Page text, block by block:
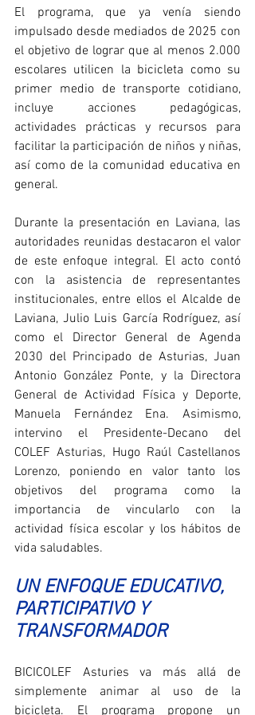
El programa, que ya venía siendo
impulsado desde mediados de 2025 con
el objetivo de lograr que al menos 2.000
escolares utilicen la bicicleta como su
primer medio de transporte cotidiano,
incluye acciones pedagógicas,
actividades prácticas y recursos para
facilitar la participación de niños y niñas,
así como de la comunidad educativa en
general.
Durante la presentación en Laviana, las
autoridades reunidas destacaron el valor
de este enfoque integral. El acto contó
con la asistencia de representantes
institucionales, entre ellos el Alcalde de
Laviana, Julio Luis García Rodríguez, así
como el Director General de Agenda
2030 del Principado de Asturias, Juan
Antonio González Ponte, y la Directora
General de Actividad Física y Deporte,
Manuela Fernández Ena. Asimismo,
intervino el Presidente-Decano del
COLEF Asturias, Hugo Raúl Castellanos
Lorenzo, poniendo en valor tanto los
objetivos del programa como la
importancia de vincularlo con la
actividad física escolar y los hábitos de
vida saludables.
UN ENFOQUE EDUCATIVO,
PARTICIPATIVO Y
TRANSFORMADOR
BICICOLEF Asturies va más allá de
simplemente animar al uso de la
bicicleta. El programa propone un